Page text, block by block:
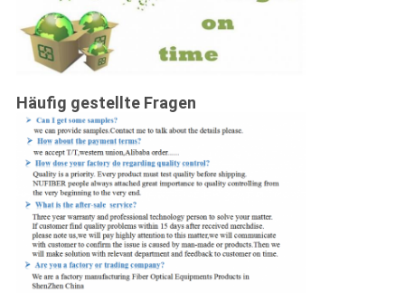
Häufig gestellte Fragen